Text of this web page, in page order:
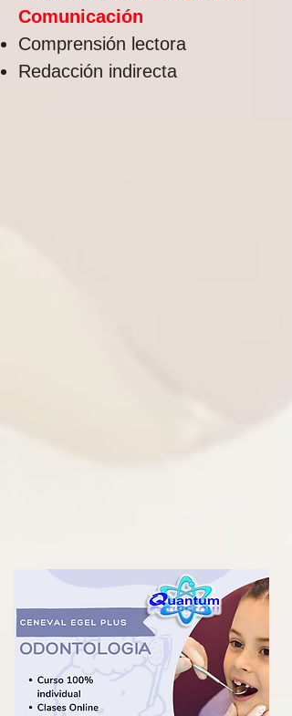
Comunicación
Comprensión lectora
Redacción indirecta